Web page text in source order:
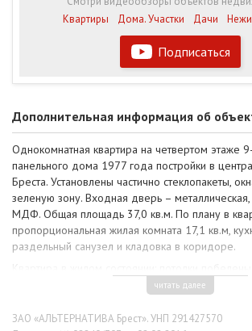
Подписаться
Квартиры
Дома. Участки Дачи
Дополнительная информация об
Однокомнатная квартира на четвертом этаже
панельного дома 1977 года постройки в
Бреста. Установлены частично стеклопакеты,
зеленую зону. Входная дверь –
МДФ. Общая площадь 37,0 кв.м. По плану в
пропорциональная жилая комната 17,1 кв.м,
раздельный санузел и кладовка в коридоре.
стены оклеены обоями. Кухонный гарнитур с
Тамбур рассчитан на четыре квартиры.
читать далее
ЗАО «АЛЬТЕРНАТИВА Брест». УНП 291427570